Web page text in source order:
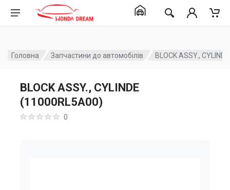
Головна Запчастини до автомобілів BLOCK ASSY.,
BLOCK ASSY., CYLINDE
(11000RL5A00)
0